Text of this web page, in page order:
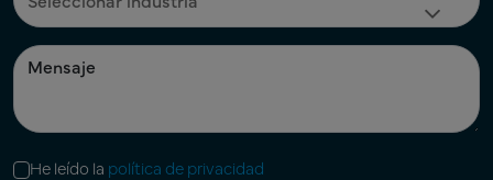
He leído la política de privacidad